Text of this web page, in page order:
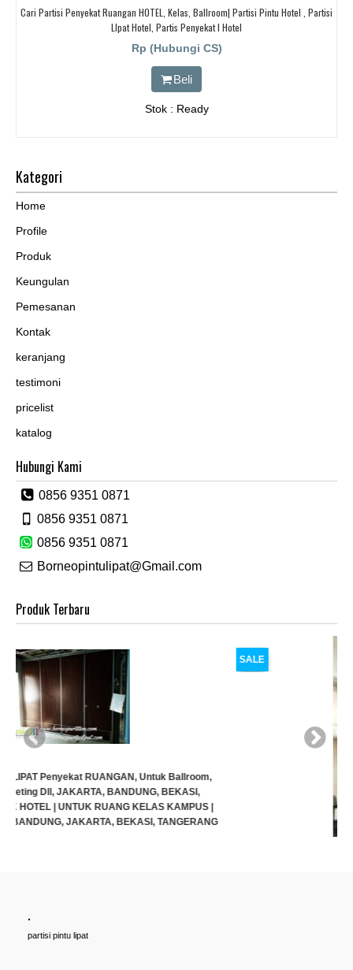
Cari Partisi Penyekat Ruangan HOTEL, Kelas, Ballroom| Partisi Pintu Hotel , Partisi
LIpat Hotel, Partis Penyekat I Hotel
Rp (Hubungi CS)
Beli
Stok : Ready
Kategori
Home
Profile
Produk
Keungulan
Pemesanan
Kontak
keranjang
testimoni
pricelist
katalog
Hubungi Kami
0856 9351 0871
0856 9351 0871
0856 9351 0871
Borneopintulipat@Gmail.com
Produk Terbaru
SALE
HOTEL, Ruang Meeting Dll, JAKARTA, BANDUNG, BEKASI,
.
partisi pintu lipat